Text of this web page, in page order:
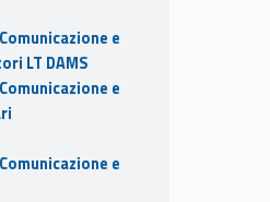
e
LT DAMS
e
e